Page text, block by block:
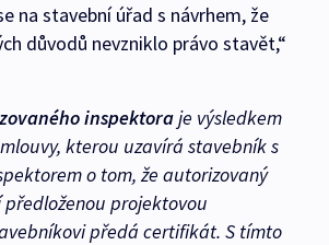
na stavební úřad s návrhem, že
důvodů nevzniklo právo stavět,“
inspektoraje výsledkem
kterou uzavírá stavebník s
o tom, že autorizovaný
projektovou
předá certifikát. S tímto